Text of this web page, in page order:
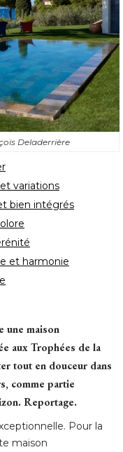
Deladerrière
variations
bien intégrés
et harmonie
une maison
aux Trophées de la
tout en douceur dans
comme partie
Reportage.
Pour la
maison